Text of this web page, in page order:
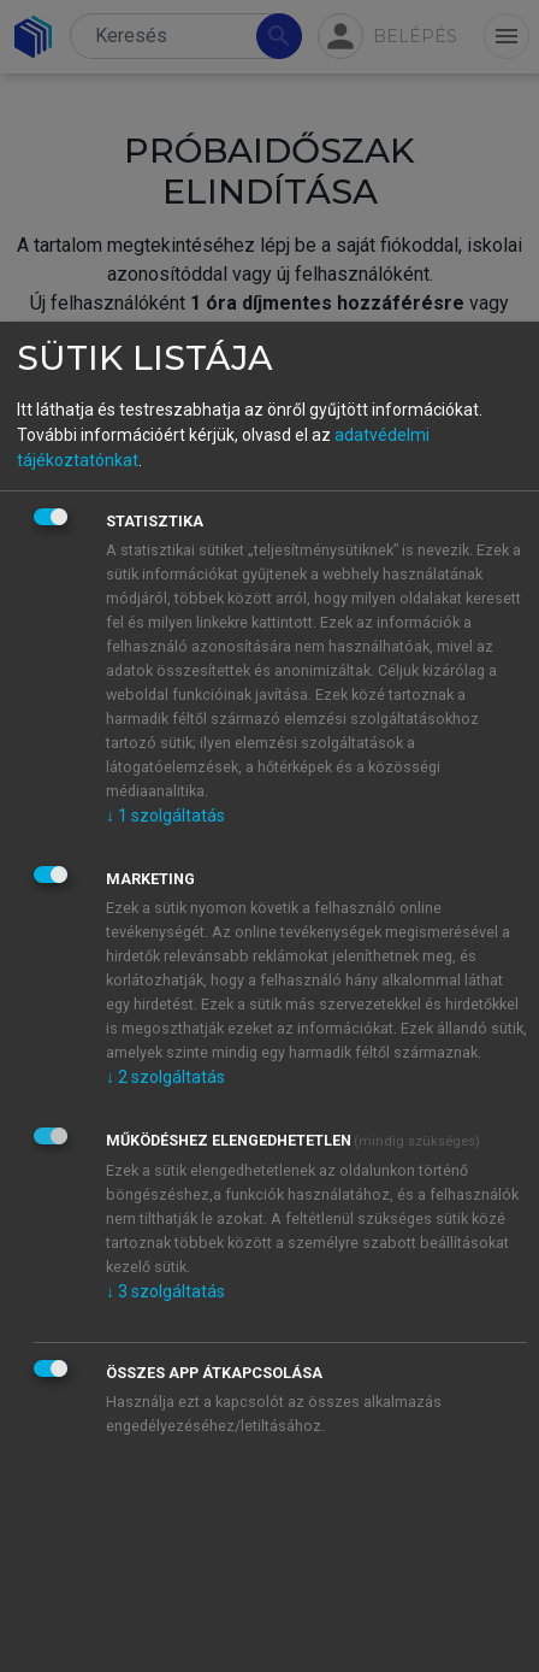
search person BELÉPÉS menu
PRÓBAIDŐSZAK
ELINDÍTÁSA
A tartalom megtekintéséhez lépj be a saját fiókoddal, iskolai
azonosítóddal vagy új felhasználóként.
Új felhasználóként 1 óra díjmentes hozzáférésre vagy
fiókoddal,vagy hozz létre új fiókot.
A regisztráció után apróbaidőszakautomatikusan
BELÉPÉS SAJÁT FIÓKKAL
ÚJ FIÓK LÉTREHOZÁSA
1 óra díjmentes hozzáférés
E-MAIL-CÍM
JELSZÓ
JELSZÓ ÚJRA
Kérek értesítést a MeRSZ újdonságairól, akcióiról.
Kérek értesítést az Akadémiai Kiadó Zrt. újdonságairól,
Adatkezelési tájékoztatóbanfoglaltakat tudomásul
veszem és elfogadom.
Általános vásárlási feltételeket, valamint a szotar.netés a
mersz.huoldalak licencszerződéseiben foglaltakat
tudomásul veszem és elfogadom.
KIPRÓBÁLOM
SÜTIK LISTÁJA
Itt láthatja és testreszabhatja az önről gyűjtött információkat.
További információért kérjük, olvasd el az adatvédelmi
tájékoztatónkat
STATISZTIKA
A statisztikai sütiket „teljesítménysütiknek” is nevezik. Ezek a
sütik információkat gyűjtenek a webhely használatának
módjáról, többek között arról, hogy milyen oldalakat keresett
fel és milyen linkekre kattintott. Ezek az információk a
felhasználó azonosítására nem használhatóak, mivel az
adatok összesítettek és anonimizáltak. Céljuk kizárólag a
weboldal funkcióinak javítása. Ezek közé tartoznak a
harmadik féltől származó elemzési szolgáltatásokhoz
tartozó sütik; ilyen elemzési szolgáltatások a
látogatóelemzések, a hőtérképek és a közösségi
médiaanalitika.
↓ 1 szolgáltatás
MARKETING
Ezek a sütik nyomon követik a felhasználó online
tevékenységét. Az online tevékenységek megismerésével a
hirdetők relevánsabb reklámokat jeleníthetnek meg, és
korlátozhatják, hogy a felhasználó hány alkalommal láthat
egy hirdetést. Ezek a sütik más szervezetekkel és hirdetőkkel
is megoszthatják ezeket az információkat. Ezek állandó sütik,
amelyek szinte mindig egy harmadik féltől származnak.
↓ 2 szolgáltatás
MŰKÖDÉSHEZ ELENGEDHETETLEN (mindig szükséges)
Ezek a sütik elengedhetetlenek az oldalunkon történő
böngészéshez,a funkciók használatához, és a felhasználók
nem tilthatják le azokat. A feltétlenül szükséges sütik közé
tartoznak többek között a személyre szabott beállításokat
kezelő sütik.
↓ 3 szolgáltatás
ÖSSZES APP ÁTKAPCSOLÁSA
Használja ezt a kapcsolót az összes alkalmazás
engedélyezéséhez/letiltásához.